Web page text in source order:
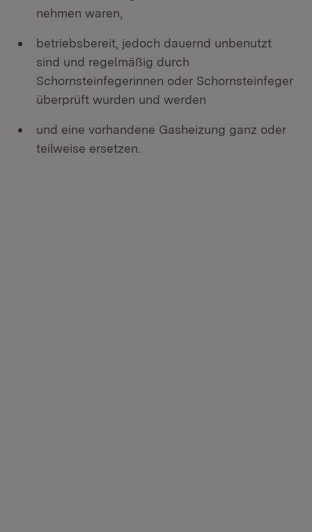
nehmen waren,
betriebsbereit, jedoch dauernd unbenutzt
sind und regelmäßig durch
Schornsteinfegerinnen oder Schornsteinfeger
überprüft wurden und werden
und eine vorhandene Gasheizung ganz oder
teilweise ersetzen.